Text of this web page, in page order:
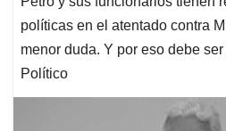
políticas en el atentado contra
menor duda. Y por eso debe
Político